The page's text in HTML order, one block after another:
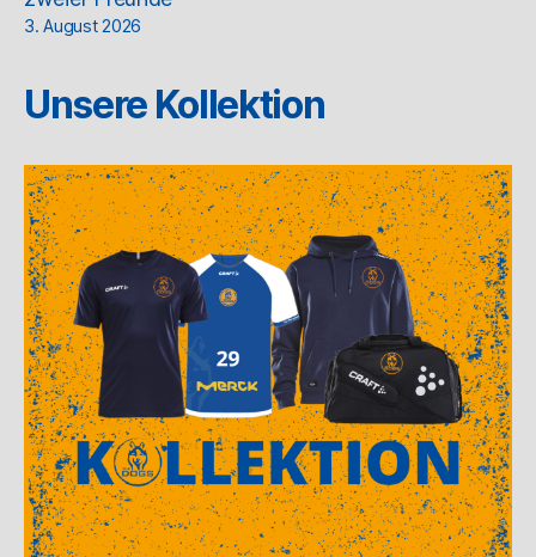
3. August 2026
Unsere Kollektion